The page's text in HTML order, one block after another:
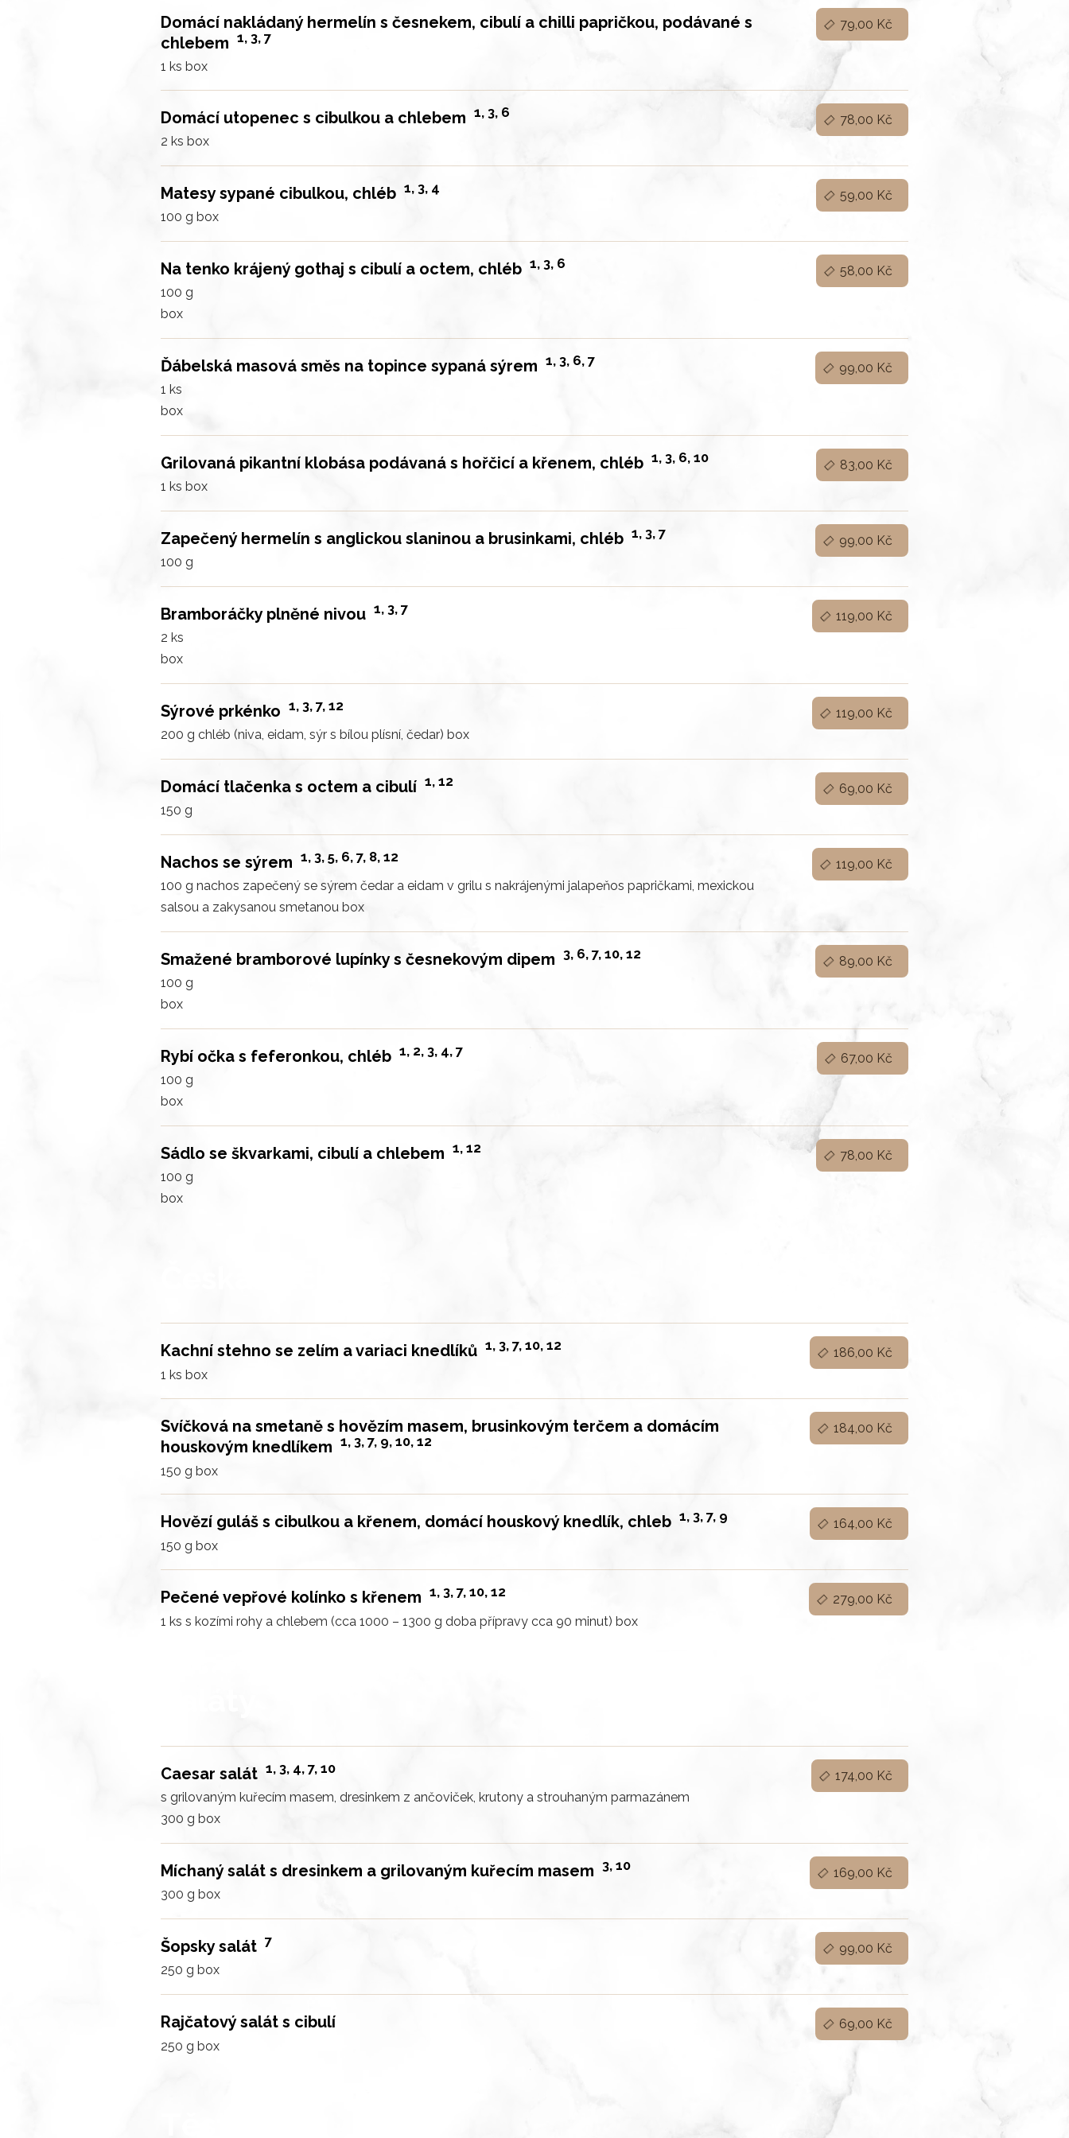
Domácí nakládaný hermelín s česnekem, cibulí a chilli papričkou, podávané s
chlebem 1, 3, 7
1 ks box
Domácí utopenec s cibulkou a chlebem 1, 3, 6
2 ks box
Matesy sypané cibulkou, chléb 1, 3, 4
100 g box
Na tenko krájený gothaj s cibulí a octem, chléb 1, 3, 6
100 g
box
Ďábelská masová směs na topince sypaná sýrem 1, 3, 6, 7
1 ks
box
Grilovaná pikantní klobása podávaná s hořčicí a křenem, chléb 1, 3, 6, 10
1 ks box
Zapečený hermelín s anglickou slaninou a brusinkami, chléb 1, 3, 7
100 g
Bramboráčky plněné nivou 1, 3, 7
2 ks
box
Sýrové prkénko 1, 3, 7, 12
200 g chléb (niva, eidam, sýr s bílou plísní, čedar) box
Domácí tlačenka s octem a cibulí 1, 12
150 g
Nachos se sýrem 1, 3, 5, 6, 7, 8, 12
100 g nachos zapečený se sýrem čedar a eidam v grilu s nakrájenými jalapeňos papričkami, mexickou
salsou a zakysanou smetanou box
Smažené bramborové lupínky s česnekovým dipem 3, 6, 7, 10, 12
100 g
box
Rybí očka s feferonkou, chléb 1, 2, 3, 4, 7
100 g
box
Sádlo se škvarkami, cibulí a chlebem 1, 12
100 g
box
Kachní stehno se zelím a variaci knedlíků 1, 3, 7, 10, 12
1 ks box
Svíčková na smetaně s hovězím masem, brusinkovým terčem a domácím
houskovým knedlíkem 1, 3, 7, 9, 10, 12
150 g box
Hovězí guláš s cibulkou a křenem, domácí houskový knedlík, chleb 1, 3, 7, 9
150 g box
Pečené vepřové kolínko s křenem 1, 3, 7, 10, 12
1 ks s kozími rohy a chlebem (cca 1000 – 1300 g doba přípravy cca 90 minut) box
Caesar salát 1, 3, 4, 7, 10
s grilovaným kuřecím masem, dresinkem z ančoviček, krutony a strouhaným parmazánem
300 g box
Míchaný salát s dresinkem a grilovaným kuřecím masem 3, 10
300 g box
Šopsky salát 7
250 g box
Rajčatový salát s cibulí
250 g box